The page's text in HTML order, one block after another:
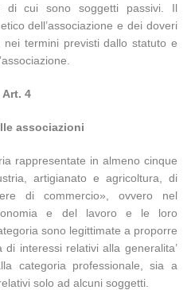
di cui sono soggetti passivi. Il
dell’associazione e dei doveri
nei termini previsti dallo statuto e
Art. 4
associazioni
rappresentate in almeno cinque
artigianato e agricoltura, di
di commercio», ovvero nel
e del lavoro e le loro
sono legittimate a proporre
interessi relativi alla generalita’
categoria professionale, sia a
solo ad alcuni soggetti.